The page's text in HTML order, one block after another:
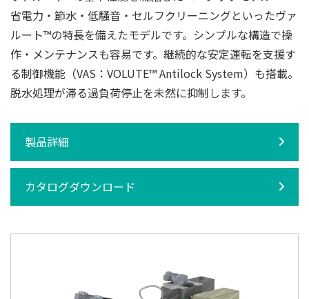
省電力・節水・低騒音・セルフクリーニングといったヴァ
ルート™の特長を備えたモデルです。シンプルな構造で操
作・メンテナンスも容易です。継続的な安定運転を支援す
る制御機能（VAS：VOLUTE™ Antilock System）も搭載。
脱水処理が滞る過負荷停止を未然に抑制します。
製品詳細
カタログダウンロード